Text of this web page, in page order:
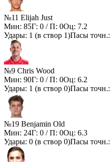
№11 Elijah Just
Мин: 85Г: 0 / П: 0Оц: 7.2
Удары: 1 (в створ 1)Пасы точн.:
№9 Chris Wood
Мин: 90Г: 0 / П: 0Оц: 6.2
Удары: 1 (в створ 0)Пасы точн.:
№19 Benjamin Old
Мин: 24Г: 0 / П: 0Оц: 6.3
Удары: 0 (в створ 0)Пасы точн.: